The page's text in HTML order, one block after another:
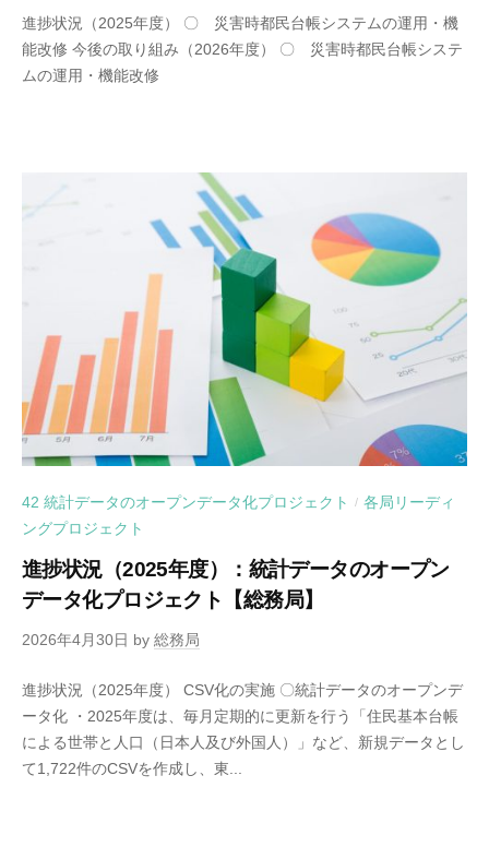
進捗状況（2025年度） 〇 災害時都民台帳システムの運用・機
能改修 今後の取り組み（2026年度） 〇 災害時都民台帳システ
ムの運用・機能改修
42 統計データのオープンデータ化プロジェクト / 各局リーディ
ングプロジェクト
進捗状況（2025年度）：統計データのオープン
データ化プロジェクト【総務局】
2026年4月30日 by 総務局
進捗状況（2025年度） CSV化の実施 〇統計データのオープンデ
ータ化 ・2025年度は、毎月定期的に更新を行う「住民基本台帳
による世帯と人口（日本人及び外国人）」など、新規データとし
て1,722件のCSVを作成し、東...